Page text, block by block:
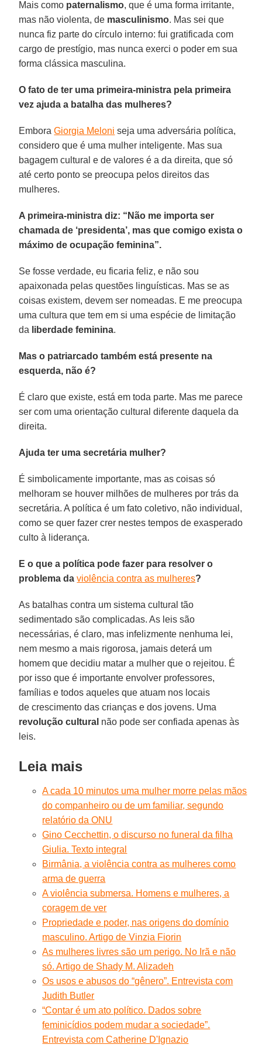
Mais como paternalismo, que é uma forma irritante,
mas não violenta, de masculinismo. Mas sei que
nunca fiz parte do círculo interno: fui gratificada com
cargo de prestígio, mas nunca exerci o poder em sua
forma clássica masculina.
O fato de ter uma primeira-ministra pela primeira
vez ajuda a batalha das mulheres?
EmboraGiorgia Meloni seja uma adversária política,
considero que é uma mulher inteligente. Mas sua
bagagem cultural e de valores é a da direita, que só
até certo ponto se preocupa pelos direitos das
mulheres.
A primeira-ministra diz: “Não me importa ser
chamada de ‘presidenta’, mas que comigo exista o
máximo de ocupação feminina”.
Se fosse verdade, eu ficaria feliz, e não sou
apaixonada pelas questões linguísticas. Mas se as
coisas existem, devem ser nomeadas. E me preocupa
uma cultura que tem em si uma espécie de limitação
da liberdade feminina.
Mas o patriarcado também está presente na
esquerda, não é?
É claro que existe, está em toda parte. Mas me parece
ser com uma orientação cultural diferente daquela da
direita.
Ajuda ter uma secretária mulher?
É simbolicamente importante, mas as coisas só
melhoram se houver milhões de mulheres por trás da
secretária. A política é um fato coletivo, não individual,
como se quer fazer crer nestes tempos de exasperado
culto à liderança.
E o que a política pode fazer para resolver o
problema daviolência contra as mulheres?
As batalhas contra um sistema cultural tão
sedimentado são complicadas. As leis são
necessárias, é claro, mas infelizmente nenhuma lei,
nem mesmo a mais rigorosa, jamais deterá um
homem que decidiu matar a mulher que o rejeitou. É
por isso que é importante envolver professores,
famílias e todos aqueles que atuam nos locais
de crescimento das crianças e dos jovens. Uma
revolução cultural não pode ser confiada apenas às
leis.
Leia mais
A cada 10 minutos uma mulher morre pelas mãos
do companheiro ou de um familiar, segundo
relatório da ONU
Gino Cecchettin, o discurso no funeral da filha
Giulia. Texto integral
Birmânia, a violência contra as mulheres como
arma de guerra
A violência submersa. Homens e mulheres, a
coragem de ver
Propriedade e poder, nas origens do domínio
masculino. Artigo de Vinzia Fiorin
As mulheres livres são um perigo. No Irã e não
só. Artigo de Shady M. Alizadeh
Os usos e abusos do “gênero”. Entrevista com
Judith Butler
“Contar é um ato político. Dados sobre
feminicídios podem mudar a sociedade”.
Entrevista com Catherine D'Ignazio